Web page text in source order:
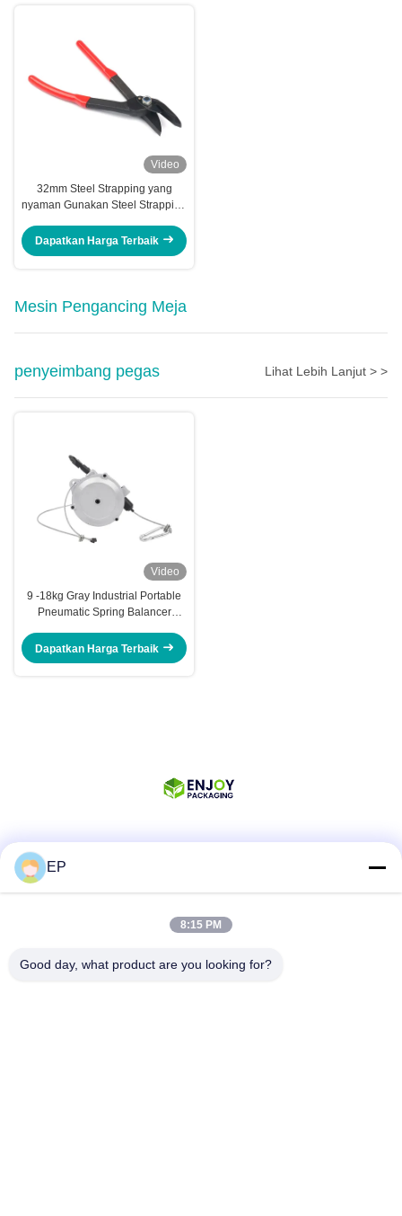
Video
32mm Steel Strapping yang
nyaman Gunakan Steel Strapping
Dapatkan Harga Terbaik
Mesin Pengancing Meja
penyeimbang pegas Lihat Lebih Lanjut > >
Video
9 -18kg Gray Industrial Portable
Pneumatic Spring Balancer
Dapatkan Harga Terbaik
EP
8:15 PM
Good day, what product are you looking for?